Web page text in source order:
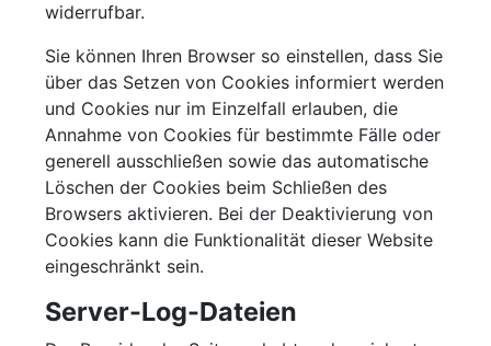
widerrufbar.
Sie können Ihren Browser so einstellen, dass Sie
über das Setzen von Cookies informiert werden
und Cookies nur im Einzelfall erlauben, die
Annahme von Cookies für bestimmte Fälle oder
generell ausschließen sowie das automatische
Löschen der Cookies beim Schließen des
Browsers aktivieren. Bei der Deaktivierung von
Cookies kann die Funktionalität dieser Website
eingeschränkt sein.
Server-Log-Dateien